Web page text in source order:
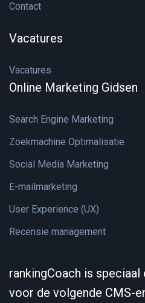
Contact
Vacatures
Vacatures
Online Marketing Gidsen
Search Engine Marketing
Zoekmachine Optimalisatie
Social Media Marketing
E-mailmarketing
User Experience (UX)
Recensie management
rankingCoach is
voor de volgende CMS-